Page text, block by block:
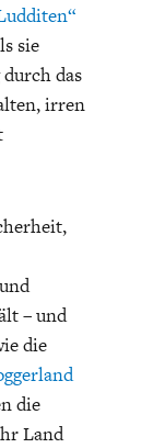
sie
das
irren
– und
die
die
Land